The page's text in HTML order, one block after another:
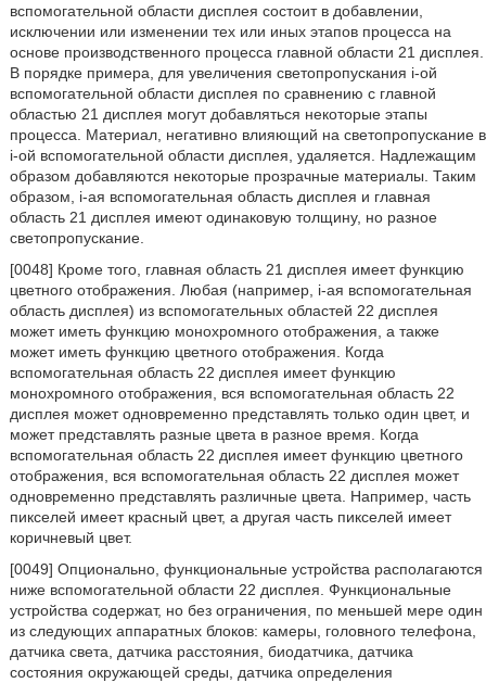
вспомогательной области дисплея состоит в добавлении,
исключении или изменении тех или иных этапов процесса на
основе производственного процесса главной области 21 дисплея.
В порядке примера, для увеличения светопропускания i-ой
вспомогательной области дисплея по сравнению с главной
областью 21 дисплея могут добавляться некоторые этапы
процесса. Материал, негативно влияющий на светопропускание в
i-ой вспомогательной области дисплея, удаляется. Надлежащим
образом добавляются некоторые прозрачные материалы. Таким
образом, i-ая вспомогательная область дисплея и главная
область 21 дисплея имеют одинаковую толщину, но разное
светопропускание.
[0048] Кроме того, главная область 21 дисплея имеет функцию
цветного отображения. Любая (например, i-ая вспомогательная
область дисплея) из вспомогательных областей 22 дисплея
может иметь функцию монохромного отображения, а также
может иметь функцию цветного отображения. Когда
вспомогательная область 22 дисплея имеет функцию
монохромного отображения, вся вспомогательная область 22
дисплея может одновременно представлять только один цвет, и
может представлять разные цвета в разное время. Когда
вспомогательная область 22 дисплея имеет функцию цветного
отображения, вся вспомогательная область 22 дисплея может
одновременно представлять различные цвета. Например, часть
пикселей имеет красный цвет, а другая часть пикселей имеет
коричневый цвет.
[0049] Опционально, функциональные устройства располагаются
ниже вспомогательной области 22 дисплея. Функциональные
устройства содержат, но без ограничения, по меньшей мере один
из следующих аппаратных блоков: камеры, головного телефона,
датчика света, датчика расстояния, биодатчика, датчика
состояния окружающей среды, датчика определения